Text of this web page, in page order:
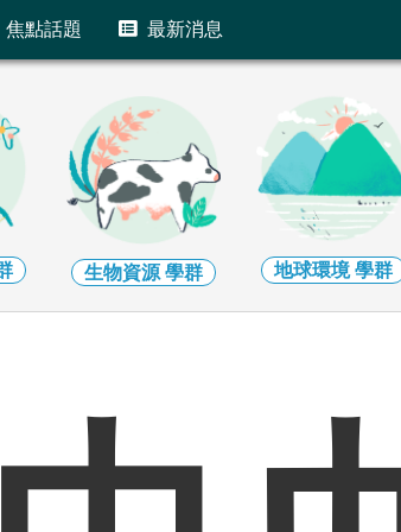
焦點話題 最新消息
生物資源學群 地球環境學群